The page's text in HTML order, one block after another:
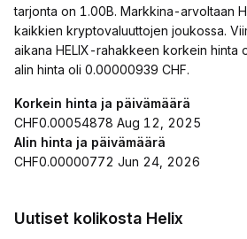
tarjonta on 1.00B. Markkina-arvoltaan
kaikkien kryptovaluuttojen joukossa.
aikana HELIX-rahakkeen korkein hinta
alin hinta oli 0.00000939 CHF.
Korkein hinta ja päivämäärä
CHF0.00054878 Aug 12, 2025
Alin hinta ja päivämäärä
CHF0.00000772 Jun 24, 2026
Uutiset kolikosta Helix